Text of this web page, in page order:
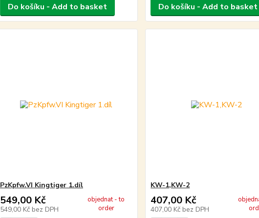
Do košíku - Add to basket Do košíku - Add to basket
PzKpfw.VI Kingtiger 1.díl
549,00 Kč
549,00 Kč bez DPH
objednat - to
order
KW-1,KW-2
407,00 Kč
407,00 Kč bez DPH